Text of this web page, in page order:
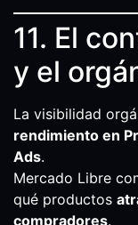
11. El
y el
La visibilidad
rendimiento en
Ads.
Mercado Libre
qué productos
compradores.